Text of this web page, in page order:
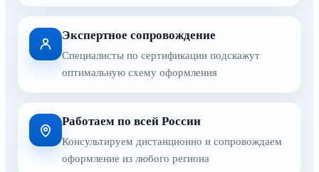
Экспертное сопровождение
Специалисты по сертификации подскажут
оптимальную схему оформления
Работаем по всей России
Консультируем дистанционно и сопровождаем
оформление из любого региона